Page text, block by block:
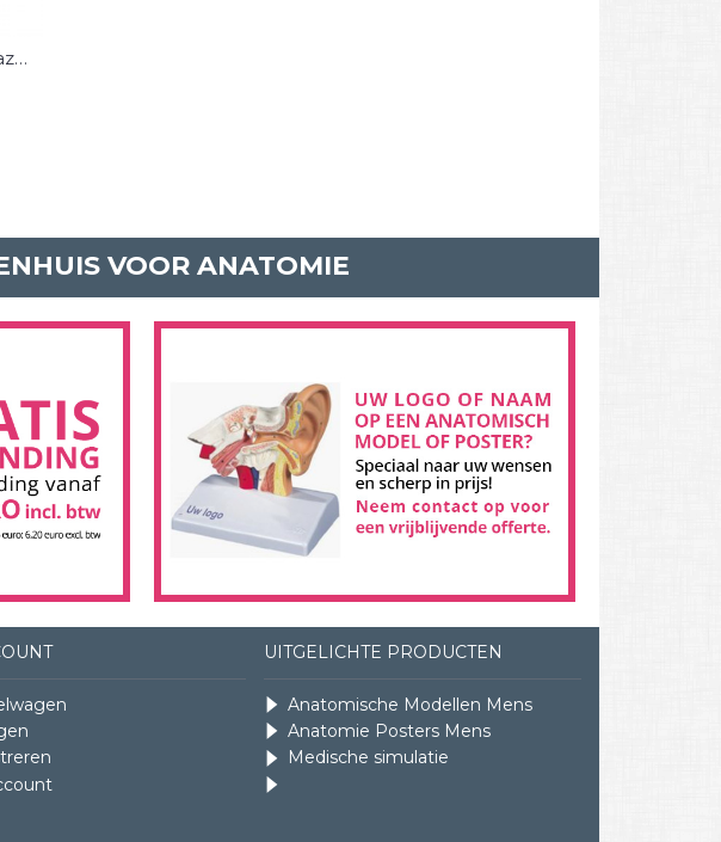
Nep urine voor Stomazak Trainingsmodel
VOOR ANATOMIE
UITGELICHTE PRODUCTEN
Anatomische Modellen Mens
Anatomie Posters Mens
Medische simulatie